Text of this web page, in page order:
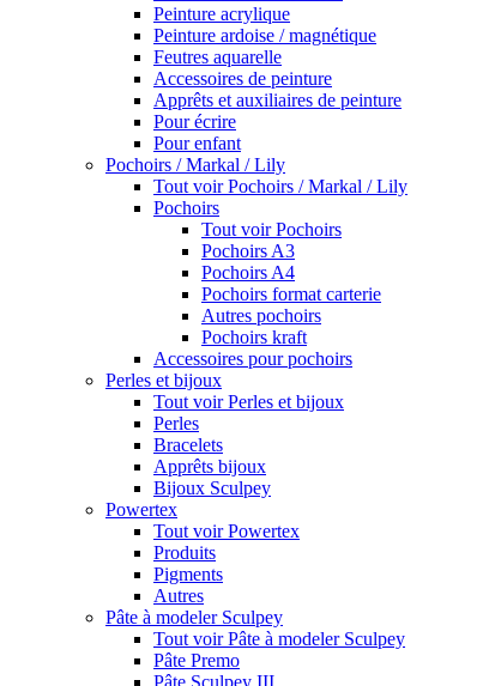
Peinture acrylique
Peinture ardoise / magnétique
Feutres aquarelle
Accessoires de peinture
Apprêts et auxiliaires de peinture
Pour écrire
Pour enfant
Pochoirs / Markal / Lily
Tout voir Pochoirs / Markal / Lily
Pochoirs
Tout voir Pochoirs
Pochoirs A3
Pochoirs A4
Pochoirs format carterie
Autres pochoirs
Pochoirs kraft
Accessoires pour pochoirs
Perles et bijoux
Tout voir Perles et bijoux
Perles
Bracelets
Apprêts bijoux
Bijoux Sculpey
Powertex
Tout voir Powertex
Produits
Pigments
Autres
Pâte à modeler Sculpey
Tout voir Pâte à modeler Sculpey
Pâte Premo
Pâte Sculpey III